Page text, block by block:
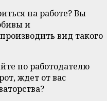
на работе? Вы
и
вид такого
по работодателю
ждет от вас